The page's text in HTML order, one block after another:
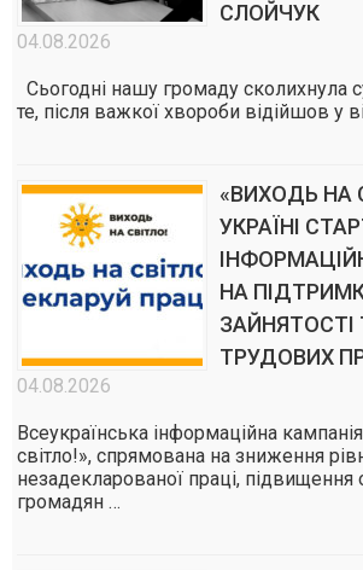
СЛОЙЧУК
04.08.2026
Сьогодні нашу громаду сколихнула
те, після важкої хвороби відійшов у
«ВИХОДЬ НА
УКРАЇНІ
НА
ЗАЙНЯТОСТІ
ТРУДОВИХ
04.08.2026
Всеукраїнська інформаційна
світло!», спрямована на зниження
незадекларованої праці, підвищення
громадян …